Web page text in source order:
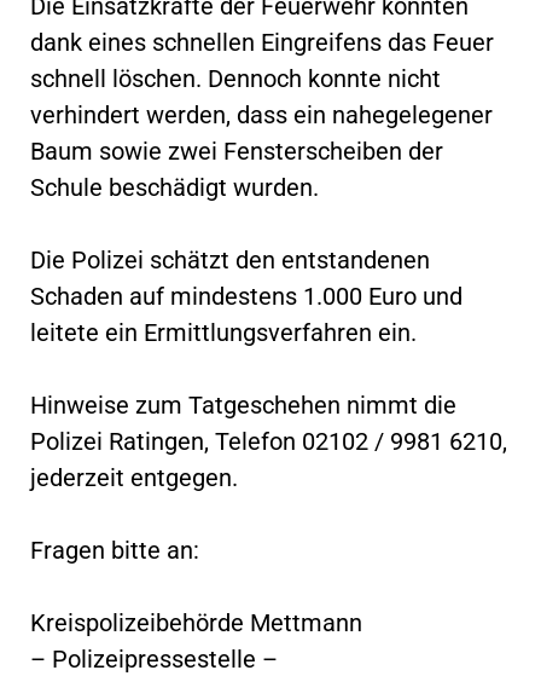
Die Einsatzkräfte der Feuerwehr konnten
dank eines schnellen Eingreifens das Feuer
schnell löschen. Dennoch konnte nicht
verhindert werden, dass ein nahegelegener
Baum sowie zwei Fensterscheiben der
Schule beschädigt wurden.
Die Polizei schätzt den entstandenen
Schaden auf mindestens 1.000 Euro und
leitete ein Ermittlungsverfahren ein.
Hinweise zum Tatgeschehen nimmt die
Polizei Ratingen, Telefon 02102 / 9981 6210,
jederzeit entgegen.
Fragen bitte an:
Kreispolizeibehörde Mettmann
– Polizeipressestelle –